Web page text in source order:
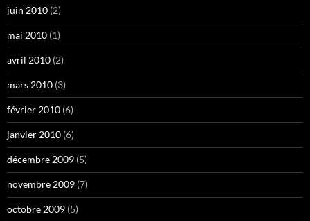
juin 2010 (2)
mai 2010 (1)
avril 2010 (2)
mars 2010 (3)
février 2010 (6)
janvier 2010 (6)
décembre 2009 (5)
novembre 2009 (7)
octobre 2009 (5)